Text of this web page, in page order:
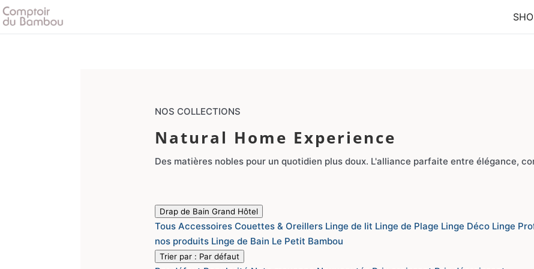
NOS COLLECTIONS
Natural Home Experience
Des matières nobles pour un quotidien plus doux. L'alliance parfaite entre élégance,
Drap de Bain Grand Hôtel
Tous Accessoires Couettes & Oreillers Linge de lit Linge de Plage Linge Déco Linge
nos produits Linge de Bain Le Petit Bambou
Trier par : Par défaut